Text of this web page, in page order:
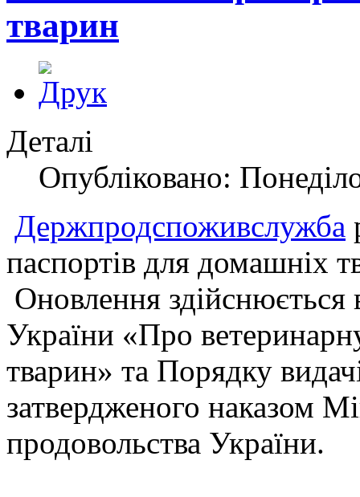
тварин
Деталі
Опубліковано:
Держпродспоживслужба
паспортів для домашніх
Оновлення здійснюється
України «Про
тварин» та Порядку
затвердженого наказом
продовольства України.